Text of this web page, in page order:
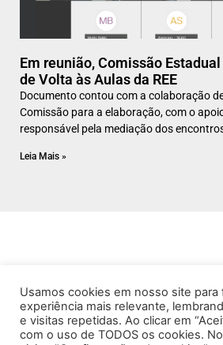
Em reunião, Comissão
de Volta às Aulas da REE
Documento contou com a colaboração
Comissão para a elaboração, com o
responsável pela mediação dos
Leia Mais »
Usamos cookies em nosso site para
experiência mais relevante,
e visitas repetidas. Ao clicar em
com o uso de TODOS os cookies.